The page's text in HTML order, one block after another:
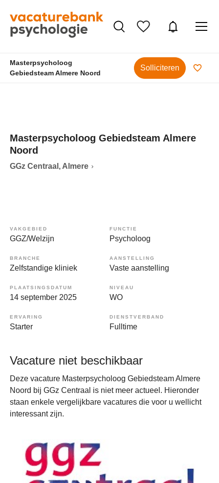
Masterpsycholoog
Gebiedsteam Almere Noord
Solliciteren
Masterpsycholoog Gebiedsteam Almere
Noord
GGz Centraal, Almere
VAKGEBIED
GGZ/Welzijn
FUNCTIE
Psycholoog
BRANCHE
Zelfstandige kliniek
AANSTELLING
Vaste aanstelling
PLAATSINGSDATUM
14 september 2025
NIVEAU
WO
ERVARING
Starter
DIENSTVERBAND
Fulltime
Vacature niet beschikbaar
Deze vacature Masterpsycholoog Gebiedsteam Almere
Noord bij GGz Centraal is niet meer actueel. Hieronder
staan enkele vergelijkbare vacatures die voor u wellicht
interessant zijn.